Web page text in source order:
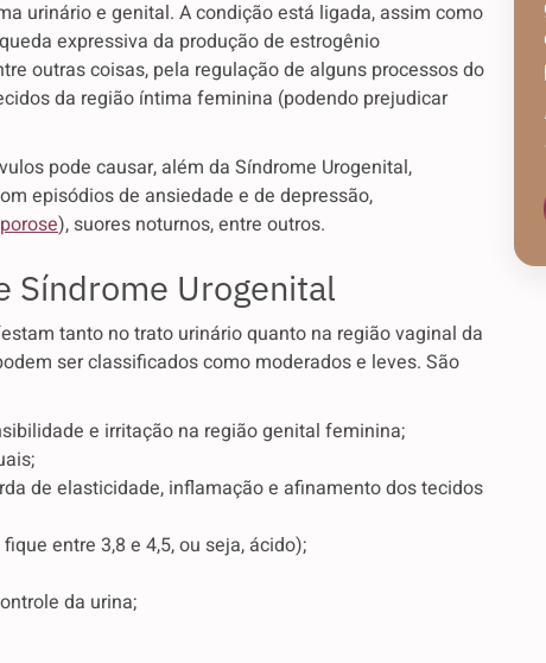
urinário e genital. A condição está ligada, assim como
expressiva da produção de estrogênio
outras coisas, pela regulação de alguns processos do
da região íntima feminina (podendo prejudicar
pode causar, além da Síndrome Urogenital,
episódios de ansiedade e de depressão,
), suores noturnos, entre outros.
Síndrome Urogenital
tanto no trato urinário quanto na região vaginal da
ser classificados como moderados e leves. São
e irritação na região genital feminina;
de elasticidade, inflamação e afinamento dos tecidos
entre 3,8 e 4,5, ou seja, ácido);
da urina;